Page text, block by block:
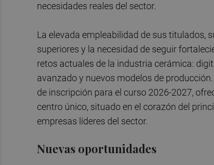
necesidades reales del sector.
La elevada empleabilidad de sus titulados,
superiores y la necesidad de seguir
retos actuales de la industria cerámica:
avanzado y nuevos modelos de
de inscripción para el curso 2026-2027,
centro único, situado en el corazón del
empresas líderes del sector.
Nuevas oportunidades